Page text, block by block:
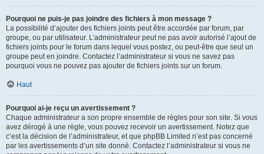
Pourquoi ne puis-je pas joindre des fichiers à mon message ?
La possibilité d’ajouter des fichiers joints peut être accordée par forum, par
groupe, ou par utilisateur. L’administrateur peut ne pas avoir autorisé l’ajout de
fichiers joints pour le forum dans lequel vous postez, ou peut-être que seul un
groupe peut en joindre. Contactez l’administrateur si vous ne savez pas
pourquoi vous ne pouvez pas ajouter de fichiers joints sur un forum.
Haut
Pourquoi ai-je reçu un avertissement ?
Chaque administrateur a son propre ensemble de règles pour son site. Si vous
avez dérogé à une règle, vous pouvez recevoir un avertissement. Notez que
c’est la décision de l’administrateur, et que phpBB Limited n’est pas concerné
par les avertissements d’un site donné. Contactez l’administrateur si vous ne